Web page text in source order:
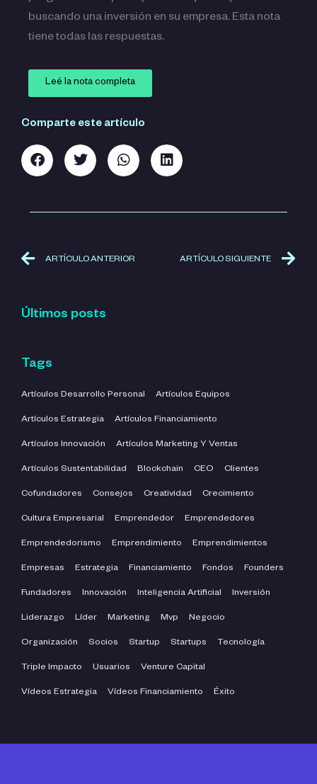
buscando una inversión en su empresa. Esta nota
tiene todas las respuestas.
Leé la nota completa
Comparte este artículo
ARTÍCULO ANTERIOR ARTÍCULO SIGUIENTE
Últimos posts
Tags
Artículos Desarrollo Personal Artículos Equipos
Artículos Estrategia Artículos Financiamiento
Artículos Innovación Artículos Marketing Y Ventas
Artículos Sustentabilidad Blockchain CEO Clientes
Cofundadores Consejos Creatividad Crecimiento
Cultura Empresarial Emprendedor Emprendedores
Emprendedorismo Emprendimiento Emprendimientos
Empresas Estrategia Financiamiento Fondos Founders
Fundadores Innovación Inteligencia Artificial Inversión
Liderazgo Líder Marketing Mvp Negocio
Organización Socios Startup Startups Tecnología
Triple Impacto Usuarios Venture Capital
Vídeos Estrategia Vídeos Financiamiento Éxito